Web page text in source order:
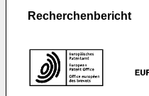
Recherchenbericht